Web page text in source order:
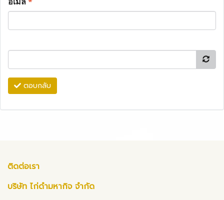
ตอบกลับ
ติดต่อเรา
บริษัท ไก่ดำมหากิจ จำกัด